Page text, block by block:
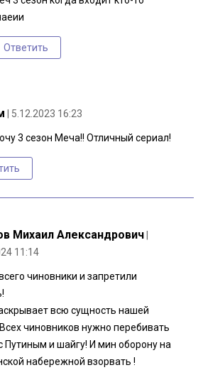
Ответить
| 5.12.2023 16:23
3 сезон Меча!! Отличный сериал!
Михаил Александрович
11:14
чиновники и запретили
всю сущность нашей
чиновников нужно перебивать
Путиным и шайгу! И мин оборону на
набережной взорвать !